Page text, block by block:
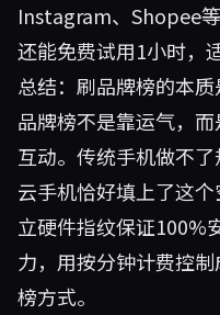
Instagram、Shopee
还能免费试用1小时，
总结：刷品牌榜的本
品牌榜不是靠运气，
互动。传统手机做不
云手机恰好填上了这
立硬件指纹保证100%
力，用按分钟计费控
榜方式。